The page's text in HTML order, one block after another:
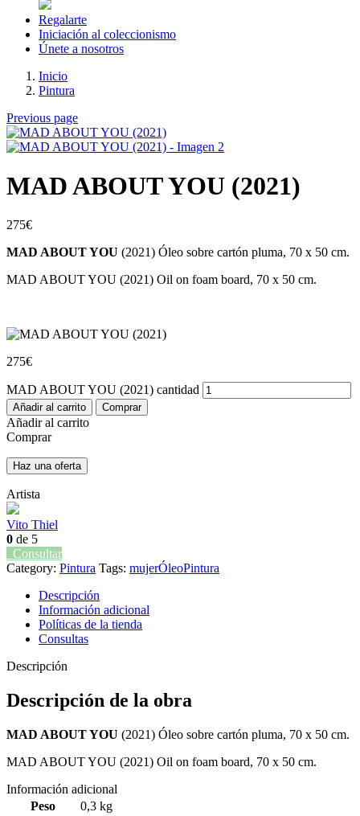
Regalarte
Iniciación al coleccionismo
Únete a nosotros
Inicio
Pintura
Previous page
MAD ABOUT YOU (2021)
275€
MAD ABOUT YOU (2021) Óleo sobre cartón pluma, 70 x 50 cm.
MAD ABOUT YOU (2021) Oil on foam board, 70 x 50 cm.
275€
MAD ABOUT YOU (2021) cantidad
Añadir al carrito Comprar
Añadir al carrito
Comprar
Haz una oferta
Artista
Vito Thiel
0 de 5
Consultar
Category: Pintura Tags: mujerÓleoPintura
Descripción
Información adicional
Políticas de la tienda
Consultas
Descripción
Descripción de la obra
MAD ABOUT YOU (2021) Óleo sobre cartón pluma, 70 x 50 cm.
MAD ABOUT YOU (2021) Oil on foam board, 70 x 50 cm.
Información adicional
Peso
0,3 kg